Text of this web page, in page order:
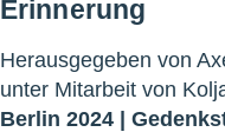
Erinnerung
Herausgegeben von
unter Mitarbeit von
Berlin 2024 |